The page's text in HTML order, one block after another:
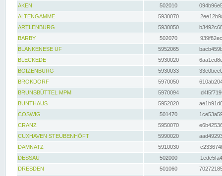
AKEN
502010
ALTENGAMME
5930070
ARTLENBURG
5930050
BARBY
502070
BLANKENESE UF
5952065
BLECKEDE
5930020
BOIZENBURG
5930033
BROKDORF
5970050
BRUNSBÜTTEL MPM
5970094
BUNTHAUS
5952020
COSWIG
501470
CRANZ
5950070
CUXHAVEN STEUBENHÖFT
5990020
DAMNATZ
5910030
DESSAU
502000
DRESDEN
501060